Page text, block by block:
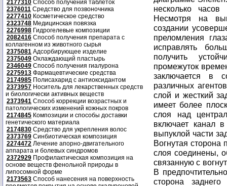
2177310 Способ получения таблеток
2376011 Средство для позвоночника
2277410 Косметическое средство
2323748 Медицинская повязка
2276998 Гидрогелевые композиции
2082416 Способ получения препарата с
коллагенном из животного сырья
2375081 Адсорбирующее изделие
2375049 Охлаждающий пластырь
2346049 Способ получения гиалурона
2275913 Фармацевтические средства
2174985 Полисахарид с антиоксидантом
2373957 Носитель для лекарственных средств
и биологически активных веществ
2373941 Способ коррекции возрастных и
патологических изменений кожных покров
2174845 Композиции и способы доставки
генетического материала
2174830 Средство для укрепления волос
2373769 Синбиотическая композиция
2274472 Лечение апорно-двигательного
аппарата и болевых синдромов
2372929 Профилактическая композиция на
основе веществ фенольной природы в
липосомной форме
2173563 Способ нанесения на поверхность
несколько
Несмотря на
создании
преломления
исправлять
получить
промежуток
заключается в
различных
слой и жесткий
имеет более
слоя над
включает канал
выпуклой части
Вогнутая сторона
слоя соединены,
связанную с
В
сторона